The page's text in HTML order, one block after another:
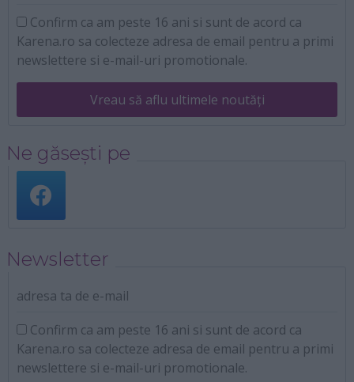
Confirm ca am peste 16 ani si sunt de acord ca
Karena.ro sa colecteze adresa de email pentru a primi
newslettere si e-mail-uri promotionale.
Vreau să aflu ultimele noutăți
Ne găsești pe
Newsletter
adresa ta de e-mail
Confirm ca am peste 16 ani si sunt de acord ca
Karena.ro sa colecteze adresa de email pentru a primi
newslettere si e-mail-uri promotionale.